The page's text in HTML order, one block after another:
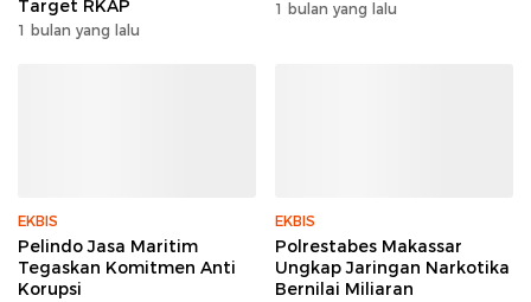
Target RKAP
1 bulan yang lalu
1 bulan yang lalu
EKBIS
Pelindo Jasa Maritim
Tegaskan Komitmen Anti
Korupsi
EKBIS
Polrestabes Makassar
Ungkap Jaringan Narkotika
Bernilai Miliaran